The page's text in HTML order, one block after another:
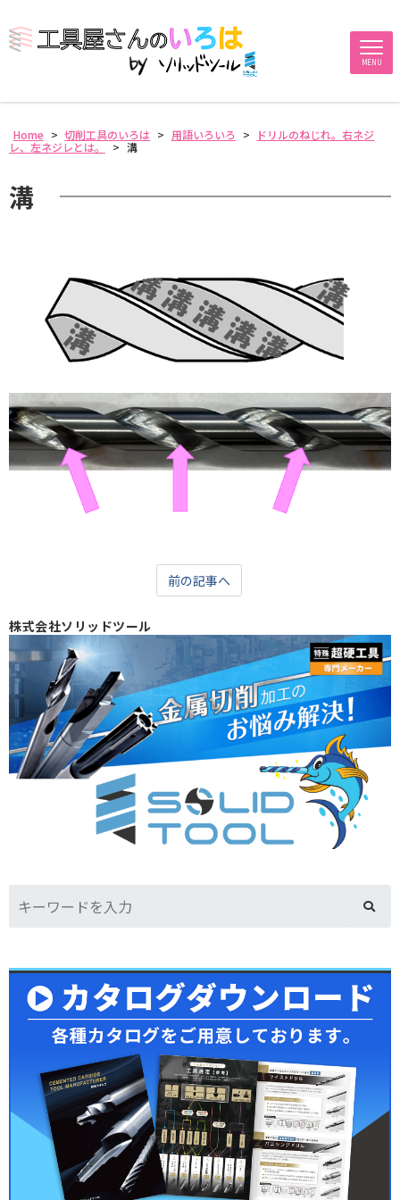
MENU
Home > 切削工具のいろは > 用語いろいろ >
ドリルのねじれ。右ネジ
レ、左ネジレとは。
> 溝
溝
前の記事へ
株式会社ソリッドツール